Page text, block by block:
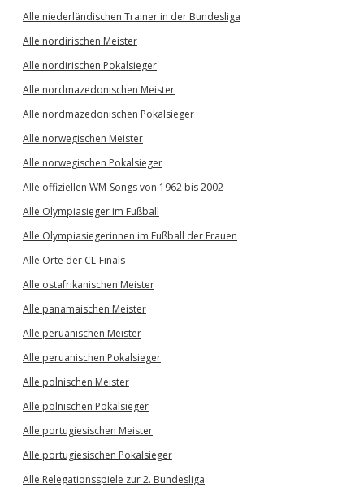
Alle niederländischen Trainer in der Bundesliga
Alle nordirischen Meister
Alle nordirischen Pokalsieger
Alle nordmazedonischen Meister
Alle nordmazedonischen Pokalsieger
Alle norwegischen Meister
Alle norwegischen Pokalsieger
Alle offiziellen WM-Songs von 1962 bis 2002
Alle Olympiasieger im Fußball
Alle Olympiasiegerinnen im Fußball der Frauen
Alle Orte der CL-Finals
Alle ostafrikanischen Meister
Alle panamaischen Meister
Alle peruanischen Meister
Alle peruanischen Pokalsieger
Alle polnischen Meister
Alle polnischen Pokalsieger
Alle portugiesischen Meister
Alle portugiesischen Pokalsieger
Alle Relegationsspiele zur 2. Bundesliga